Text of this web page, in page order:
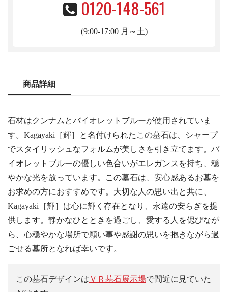
0120-148-561
(9:00-17:00 月～土)
商品詳細
石材はクンナムとバイオレットブルーが使用されていま
す。Kagayaki［輝］と名付けられたこの墓石は、シャープ
でスタイリッシュなフォルムが美しさを引き立てます。バ
イオレットブルーの優しい色合いがエレガンスを持ち、穏
やかな光を放っています。この墓石は、安心感あるお墓を
お求めの方におすすめです。大切な人の思い出と共に、
Kagayaki［輝］は心に輝く存在となり、永遠の安らぎを提
供します。静かなひとときを過ごし、愛する人を偲びなが
ら、心穏やかな場所で願い事や感謝の思いを抱きながら過
ごせる墓所となれば幸いです。
この墓石デザインは ＶＲ墓石展示場で間近に見ていた